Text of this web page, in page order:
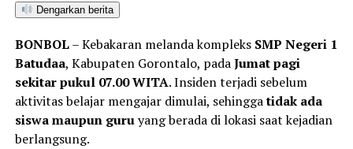
Dengarkan berita
BONBOL– Kebakaran melanda kompleks SMP Negeri 1
Batudaa, Kabupaten Gorontalo, padaJumat pagi
sekitar pukul 07.00 WITA. Insiden terjadi sebelum
aktivitas belajar mengajar dimulai, sehinggatidak ada
siswa maupun guruyang berada di lokasi saat kejadian
berlangsung.